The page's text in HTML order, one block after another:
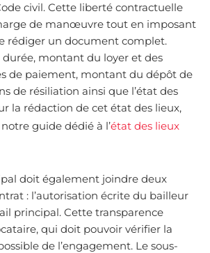
civil. Cette liberté contractuelle
de manœuvre tout en imposant
rédiger un document complet.
durée, montant du loyer et des
de paiement, montant du dépôt de
de résiliation ainsi que l’état des
la rédaction de cet état des lieux,
guide dédié à l’état des lieux
doit également joindre deux
: l’autorisation écrite du bailleur
principal. Cette transparence
qui doit pouvoir vérifier la
de l’engagement. Le sous-